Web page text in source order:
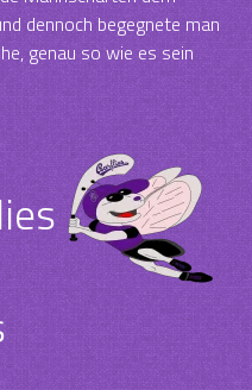
dennoch begegnete man
genau so wie es sein